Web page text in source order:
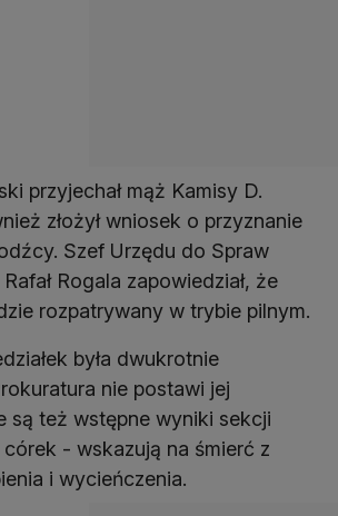
przyjechał mąż Kamisy D.
złożył wniosek o przyznanie
Szef Urzędu do Spraw
Rogala zapowiedział, że
rozpatrywany w trybie pilnym.
była dwukrotnie
nie postawi jej
są też wstępne wyniki sekcji
córek - wskazują na śmierć z
i wycieńczenia.